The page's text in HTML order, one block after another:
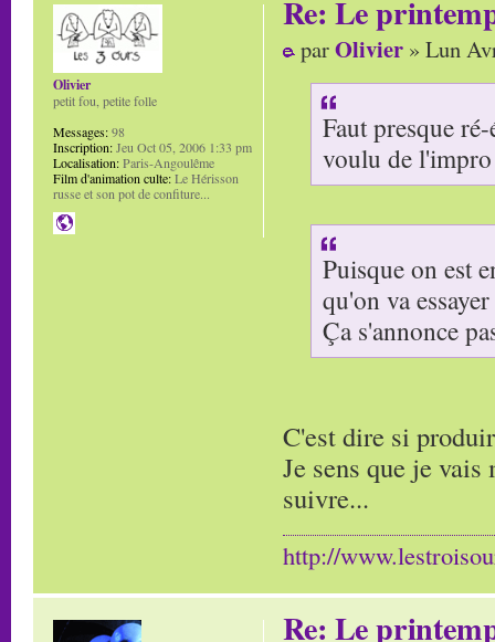
Re: Le
parOlivier » Lun
Faut presque
voulu de l'impro
Puisque on est
qu'on va
Ça s'annonce
C'est dire si
Je sens que je
suivre...
http://
Olivier
petit fou, petite folle
Messages:98
Inscription:Jeu Oct 05, 2006 1:33 pm
Localisation:Paris-Angoulême
Film d'animation culte:Le Hérisson
russe et son pot de confiture...
Re: Le